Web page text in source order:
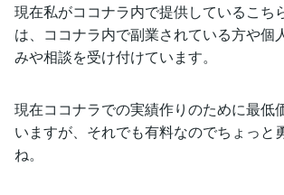
現在私がココナラ内で提供しているこち
は、ココナラ内で副業されている方や個
みや相談を受け付けています。
現在ココナラでの実績作りのために最低
いますが、それでも有料なのでちょっと
ね。